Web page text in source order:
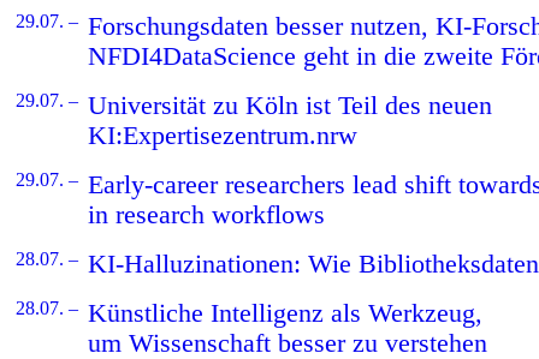
29.07. – Forschungsdaten besser nutzen, KI-
NFDI4DataScience geht in die zweite
29.07. – Universität zu Köln ist Teil des neuen
KI:Expertisezentrum.nrw
29.07. – Early-career researchers lead shift
in research workflows
28.07. – KI-Halluzinationen: Wie
28.07. – Künstliche Intelligenz als Werkzeug,
um Wissenschaft besser zu verstehen